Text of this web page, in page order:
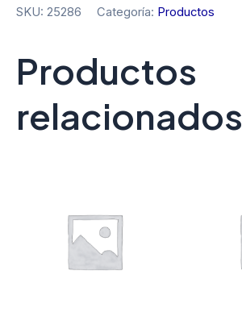
SKU: 25286 Categoría: Productos
Productos
relacionados